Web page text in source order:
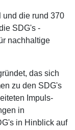
und die rund 370
SDG's -
nachhaltige
das sich
zu den SDG's
Impuls-
in
in Hinblick auf